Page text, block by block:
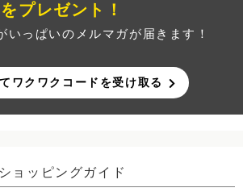
をプレゼント！
いっぱいのメルマガが届きます！
ワクワクコードを受け取る
ショッピングガイド